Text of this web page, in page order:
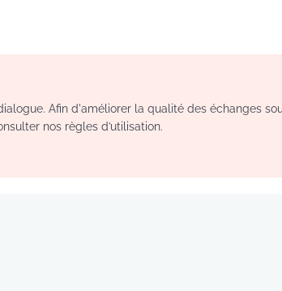
Afin d'améliorer la qualité des échanges
nos règles d’utilisation.